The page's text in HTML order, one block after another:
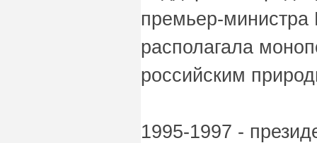
премьер-министра
располагала
российским
1995-1997 -